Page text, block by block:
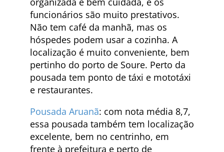
funcionários são muito prestativos.
Não tem café da manhã, mas os
hóspedes podem usar a cozinha. A
localização é muito conveniente, bem
pertinho do porto de Soure. Perto da
pousada tem ponto de táxi e mototáxi
e restaurantes.
Pousada Aruanã: com nota média 8,7,
essa pousada também tem localização
excelente, bem no centrinho, em
frente à prefeitura e perto de